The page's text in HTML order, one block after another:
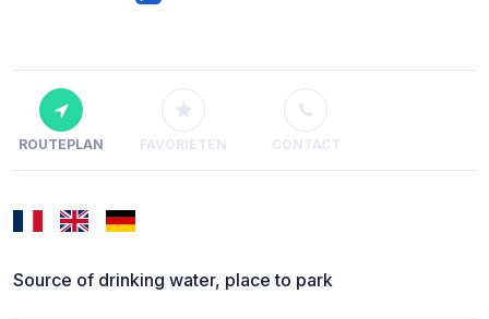
ROUTEPLAN FAVORIETEN CONTACT
Source of drinking water, place to park